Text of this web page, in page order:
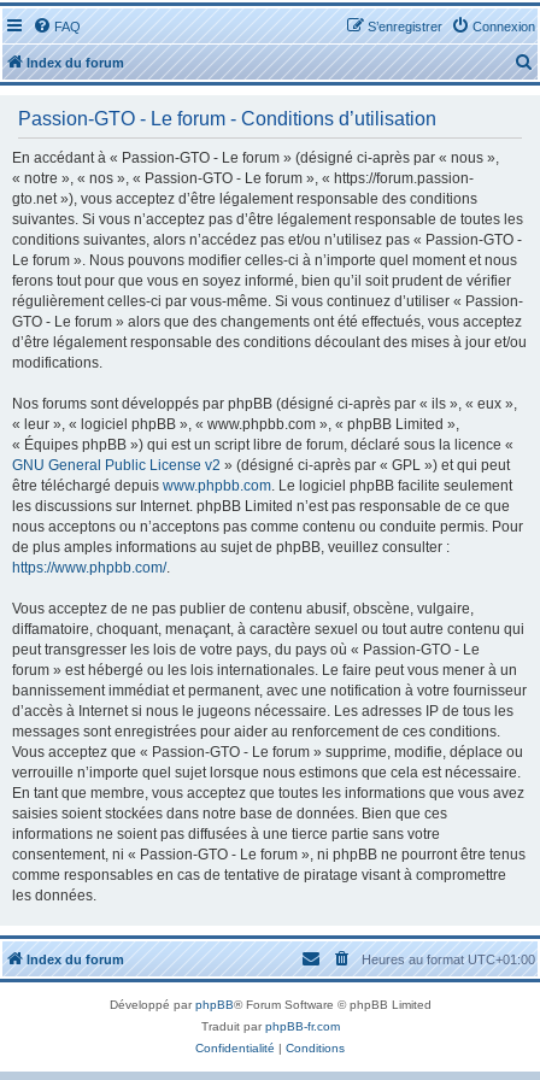
FAQ Connexion
S’enregistrer
Index du forum
e
Passion-GTO - Le forum - Conditions d’utilisation
En accédant à « Passion-GTO - Le forum » (désigné ci-après par « nous »,
« notre », « nos », « Passion-GTO - Le forum », « https://forum.passion-
gto.net »), vous acceptez d’être légalement responsable des conditions
suivantes. Si vous n’acceptez pas d’être légalement responsable de toutes les
conditions suivantes, alors n’accédez pas et/ou n’utilisez pas « Passion-GTO -
Le forum ». Nous pouvons modifier celles-ci à n’importe quel moment et nous
ferons tout pour que vous en soyez informé, bien qu’il soit prudent de vérifier
régulièrement celles-ci par vous-même. Si vous continuez d’utiliser « Passion-
GTO - Le forum » alors que des changements ont été effectués, vous acceptez
d’être légalement responsable des conditions découlant des mises à jour et/ou
modifications.
Nos forums sont développés par phpBB (désigné ci-après par « ils », « eux »,
« leur », « logiciel phpBB », « www.phpbb.com », « phpBB Limited »,
« Équipes phpBB ») qui est un script libre de forum, déclaré sous la licence «
GNU General Public License v2 » (désigné ci-après par « GPL ») et qui peut
être téléchargé depuis www.phpbb.com. Le logiciel phpBB facilite seulement
les discussions sur Internet. phpBB Limited n’est pas responsable de ce que
nous acceptons ou n’acceptons pas comme contenu ou conduite permis. Pour
de plus amples informations au sujet de phpBB, veuillez consulter :
https://www.phpbb.com/.
Vous acceptez de ne pas publier de contenu abusif, obscène, vulgaire,
diffamatoire, choquant, menaçant, à caractère sexuel ou tout autre contenu qui
peut transgresser les lois de votre pays, du pays où « Passion-GTO - Le
forum » est hébergé ou les lois internationales. Le faire peut vous mener à un
bannissement immédiat et permanent, avec une notification à votre fournisseur
d’accès à Internet si nous le jugeons nécessaire. Les adresses IP de tous les
messages sont enregistrées pour aider au renforcement de ces conditions.
Vous acceptez que « Passion-GTO - Le forum » supprime, modifie, déplace ou
verrouille n’importe quel sujet lorsque nous estimons que cela est nécessaire.
En tant que membre, vous acceptez que toutes les informations que vous avez
saisies soient stockées dans notre base de données. Bien que ces
informations ne soient pas diffusées à une tierce partie sans votre
consentement, ni « Passion-GTO - Le forum », ni phpBB ne pourront être tenus
comme responsables en cas de tentative de piratage visant à compromettre
les données.
Index du forum Heures au formatUTC+01:00
Développé parphpBB® Forum Software © phpBB Limited
Traduit parphpBB-fr.com
Confidentialité | Conditions